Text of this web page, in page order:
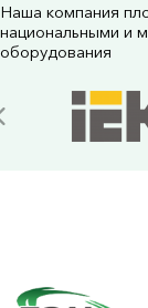
Наша компания
национальными и
оборудования